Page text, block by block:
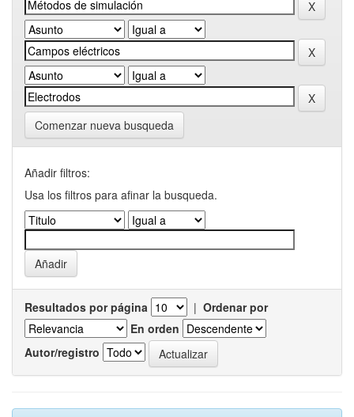
Comenzar nueva busqueda
Añadir filtros:
Usa los filtros para afinar la busqueda.
Resultados por página | Ordenar por
En orden
Autor/registro